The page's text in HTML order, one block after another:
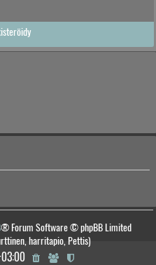
® Forum Software © phpBB Limited
harritapio, Pettis)